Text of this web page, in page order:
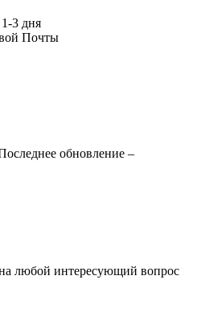
3 дня
Почты
обновление –
любой интересующий вопрос